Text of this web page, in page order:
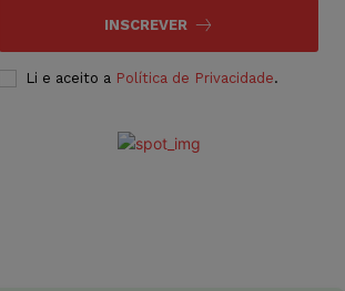
INSCREVER
Li e aceito a Política de Privacidade.